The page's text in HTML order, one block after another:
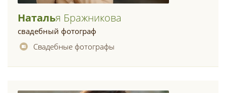
НатальЯ Бражникова
свадебный фотограф
Свадебные фотографы